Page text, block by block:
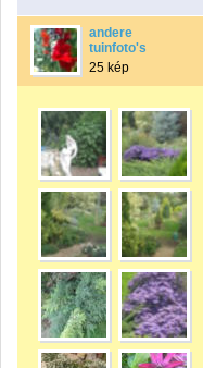
andere
tuinfoto's
25 kép